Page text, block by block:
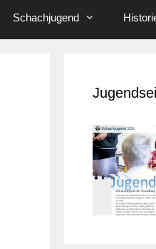
Schachjugend